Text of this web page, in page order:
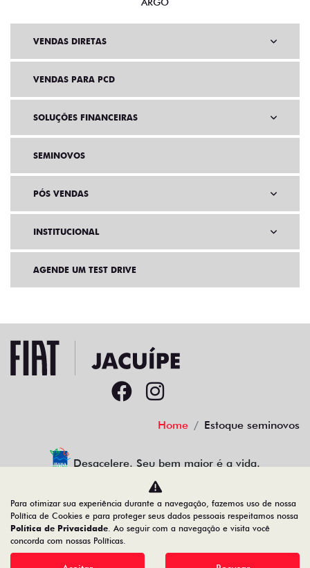
VENDAS DIRETAS
VENDAS PARA PCD
SOLUÇÕES FINANCEIRAS
SEMINOVOS
PÓS VENDAS
INSTITUCIONAL
AGENDE UM TEST DRIVE
Home Estoque seminovos
Desacelere. Seu bem maior é a vida.
14.191.902/0001-67
Para otimizar sua experiência durante a navegação, fazemos uso de nossa
Política de Cookies e para proteger seus dados pessoais respeitamos nossa
Política de Privacidade. Ao seguir com a navegação e visita você
concorda com nossas Políticas.